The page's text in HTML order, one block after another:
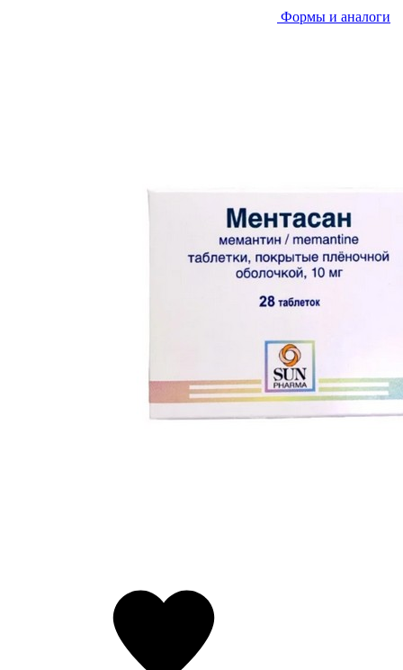
Формы и аналоги